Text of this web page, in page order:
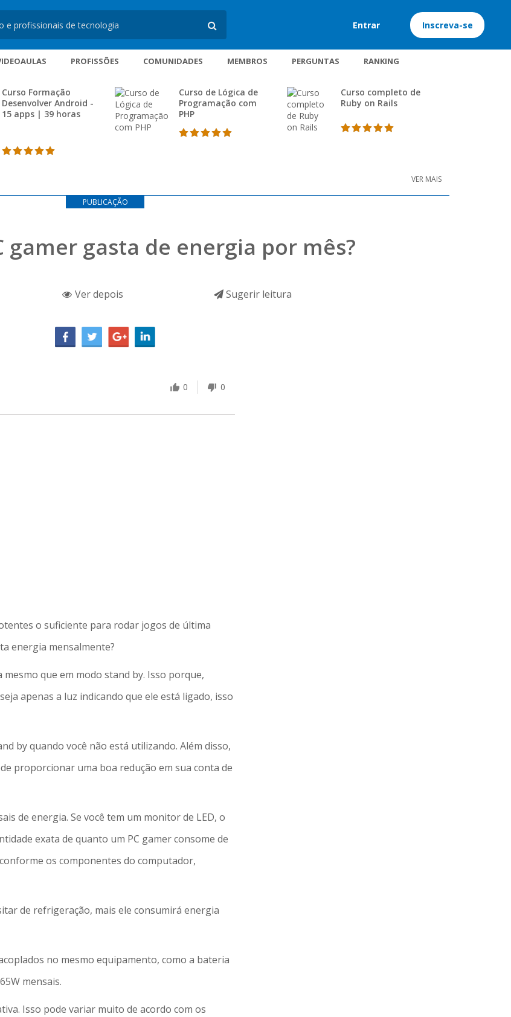
Entrar Inscreva-se
PROFISSÕES COMUNIDADES MEMBROS PERGUNTAS RANKING
Curso Formação
Desenvolver Android -
15 apps | 39 horas
Curso de Lógica de
Programação com
PHP
Curso completo de
Ruby on Rails
VER MAIS
PUBLICAÇÃO
gamer gasta de energia por mês?
Ver depois Sugerir leitura
0 0
o suficiente para rodar jogos de última
energia mensalmente?
que em modo stand by. Isso porque,
apenas a luz indicando que ele está ligado, isso
by quando você não está utilizando. Além disso,
proporcionar uma boa redução em sua conta de
de energia. Se você tem um monitor de LED, o
exata de quanto um PC gamer consome de
os componentes do computador,
de refrigeração, mais ele consumirá energia
no mesmo equipamento, como a bateria
mensais.
Isso pode variar muito de acordo com os